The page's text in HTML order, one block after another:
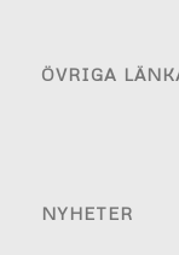
ÖVRIGA
NYHETER